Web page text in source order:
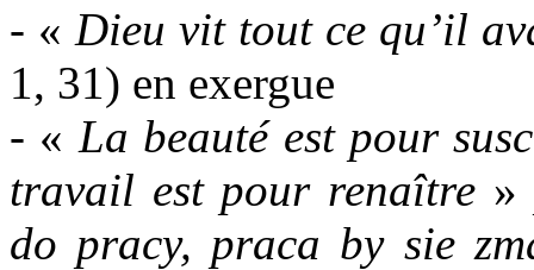
- «Dieu vit tout ce qu’il
1, 31) en exergue
- « La beauté est pour
travail est pour renaître »
do pracy, praca by sie